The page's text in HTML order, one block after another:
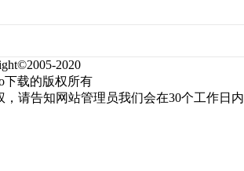
2020
下载的版权所有
，请告知网站管理员我们会在30个工作日内